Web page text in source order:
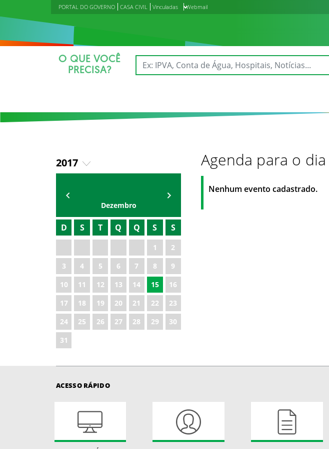
PORTAL DO GOVERNO CASA CIVIL Vinculadas Webmail
O QUE VOCÊ
PRECISA?
2017
2019
2020
2021
2022
2023
2024
2025
2026
Dezembro
D S T Q Q S S
1
2
3
4 5 6 7 8
9
10
11 12 13 14 15
16
17
18 19 20 21 22
23
24
25 26 27 28 29
30
31
Agenda para o dia
Nenhum evento cadastrado.
ACESSO RÁPIDO